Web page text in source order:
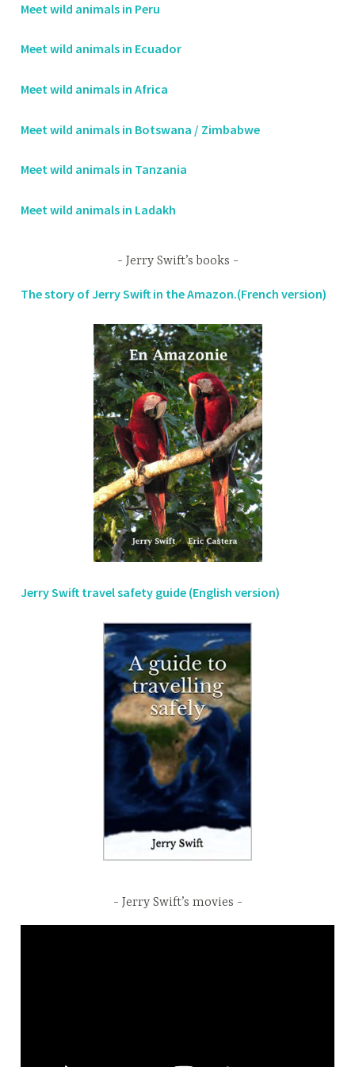
Meet wild animals in Peru
Meet wild animals in Ecuador
Meet wild animals in Africa
Meet wild animals in Botswana / Zimbabwe
Meet wild animals in Tanzania
Meet wild animals in Ladakh
Jerry Swift’s books
The story of Jerry Swift in the Amazon.(French version)
Jerry Swift travel safety guide (English version)
Jerry Swift’s movies